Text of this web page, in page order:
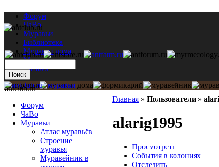
Форум
ЧаВо
Муравьи
Библиотека
Муравьи дома
Мастерская
Каталог
Главная » Пользователи »
alarig1995
Просмотреть
События в колониях
Отследить
antclub.ru
Форум
ЧаВо
Муравьи
Атлас муравьёв
Строение
муравья
Муравейник в